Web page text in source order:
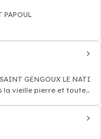
GENGOUX LE
la vieille pierre et toute